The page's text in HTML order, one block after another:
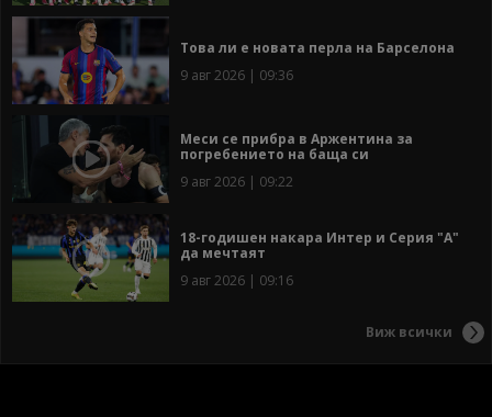
Това ли е новата перла на Барселона
9 авг 2026 | 09:36
Меси се прибра в Аржентина за
погребението на баща си
9 авг 2026 | 09:22
18-годишен накара Интер и Серия "А"
да мечтаят
9 авг 2026 | 09:16
Виж всички